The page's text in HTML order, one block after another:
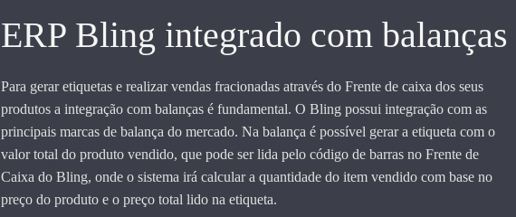
ERP Bling integrado com balanças
Para gerar etiquetas e realizar vendas fracionadas através do Frente de caixa dos seus
produtos a integração com balanças é fundamental. O Bling possui integração com as
principais marcas de balança do mercado. Na balança é possível gerar a etiqueta com o
valor total do produto vendido, que pode ser lida pelo código de barras no Frente de
Caixa do Bling, onde o sistema irá calcular a quantidade do item vendido com base no
preço do produto e o preço total lido na etiqueta.